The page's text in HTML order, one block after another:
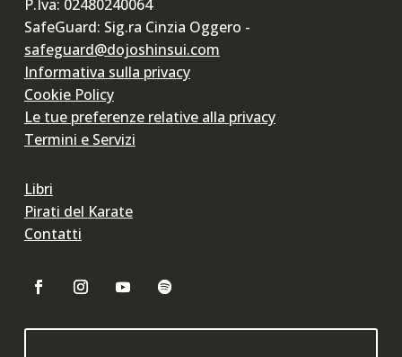
P.Iva: 02480240064
SafeGuard: Sig.ra Cinzia Oggero -
safeguard@dojoshinsui.com
Informativa sulla privacy
Cookie Policy
Le tue preferenze relative alla privacy
Termini e Servizi
Libri
Pirati del Karate
Contatti